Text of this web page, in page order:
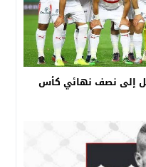
إلى نصف نهائي كأس